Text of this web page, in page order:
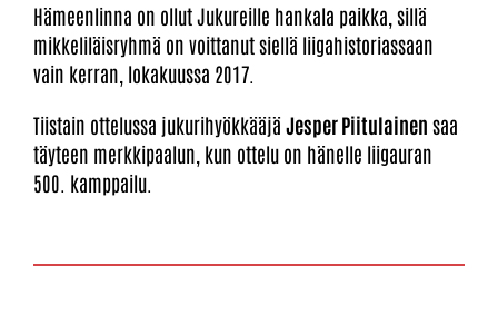
Hämeenlinna on ollut Jukureille hankala paikka, sillä
mikkeliläisryhmä on voittanut siellä liigahistoriassaan
vain kerran, lokakuussa 2017.
Tiistain ottelussa jukurihyökkääjäJesper Piitulainen saa
täyteen merkkipaalun, kun ottelu on hänelle liigauran
500. kamppailu.